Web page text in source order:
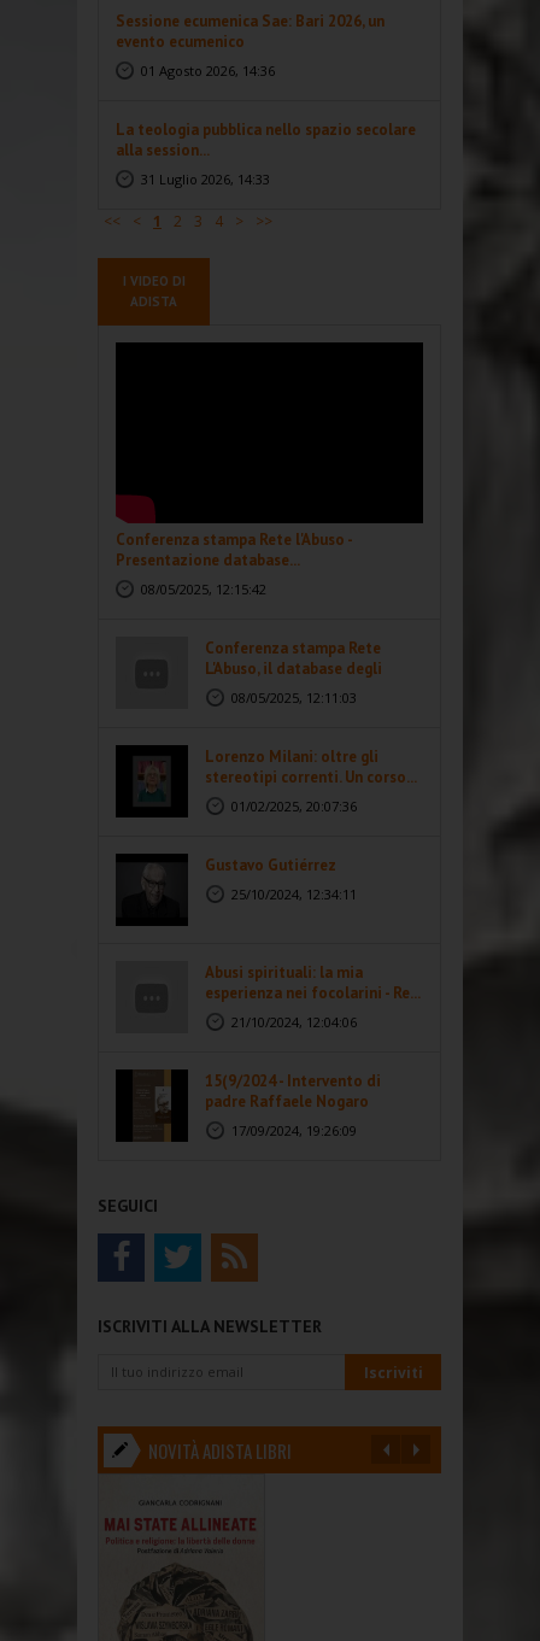
Sessione ecumenica Sae: Bari 2026, un
evento ecumenico
01 Agosto 2026, 14:36
La teologia pubblica nello spazio secolare
alla session...
31 Luglio 2026, 14:33
<< < 1 2 3 4 > >>
I VIDEO DI
ADISTA
Conferenza stampa Rete l'Abuso -
Presentazione database...
08/05/2025, 12:15:42
Conferenza stampa Rete
L'Abuso, il database degli
abusi...08/05/2025, 12:11:03
Lorenzo Milani: oltre gli
stereotipi correnti. Un corso...
01/02/2025, 20:07:36
Gustavo Gutiérrez
25/10/2024, 12:34:11
Abusi spirituali: la mia
esperienza nei focolarini - Re...
21/10/2024, 12:04:06
15(9/2024 - Intervento di
padre Raffaele Nogaro
17/09/2024, 19:26:09
SEGUICI
ISCRIVITI ALLA NEWSLETTER
NOVITÀ ADISTA LIBRI